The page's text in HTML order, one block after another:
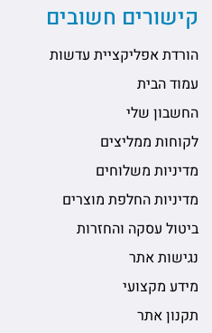
קישורים חשובים
הורדת אפליקציית עדשות
עמוד הבית
החשבון שלי
לקוחות ממליצים
מדיניות משלוחים
מדיניות החלפת מוצרים
ביטול עסקה והחזרות
נגישות אתר
מידע מקצועי
תקנון אתר